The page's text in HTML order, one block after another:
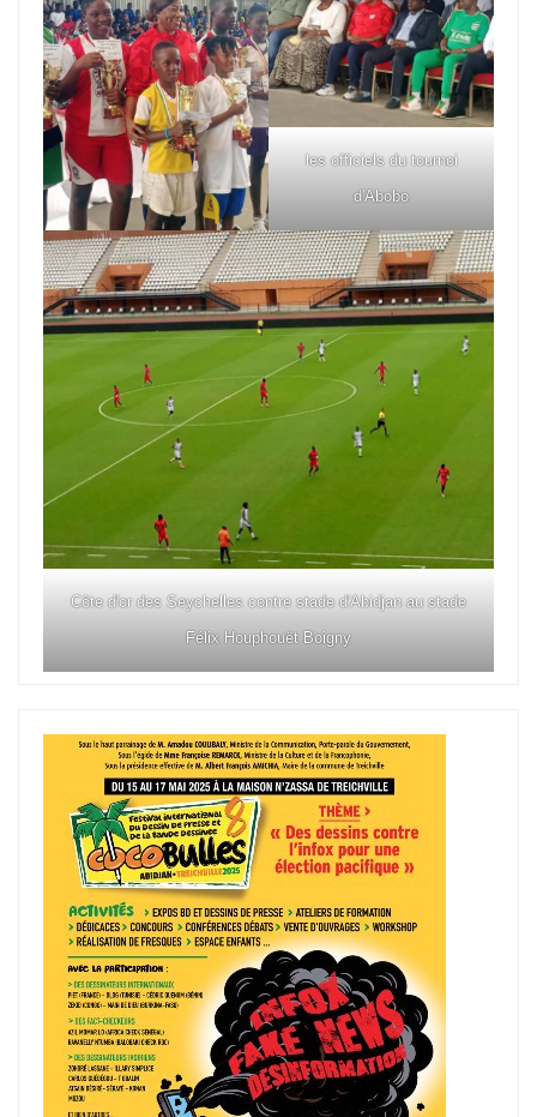
les officiels du tournoi
d'Abobo
Côte d'or des Seychelles contre stade d'Abidjan au stade
Félix Houphouët Boigny